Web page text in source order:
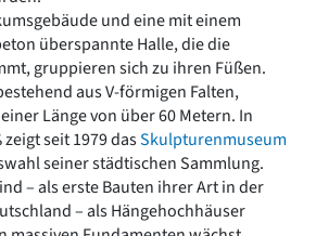
und eine mit einem
überspannte Halle, die die
gruppieren sich zu ihren Füßen.
aus V-förmigen Falten,
Länge von über 60 Metern. In
seit 1979 dasSkulpturenmuseum
seiner städtischen Sammlung.
– als erste Bauten ihrer Art in der
– als Hängehochhäuser